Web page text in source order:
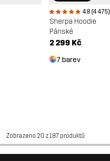
4.8 (4 475)
Sherpa Hoodie
Pánské
2 299 Kč
7 barev
Zobrazeno 20 z 187 produktů